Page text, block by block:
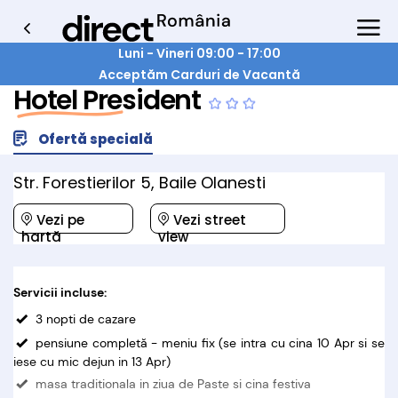
Luni - Vineri 09:00 - 17:00
Acceptăm Carduri de Vacantă
Hotel President
Ofertă specială
Str. Forestierilor 5, Baile Olanesti
Vezi pe
hartă
Vezi street
view
Servicii incluse:
3 nopti de cazare
pensiune completă - meniu fix (se intra cu cina 10 Apr si se
iese cu mic dejun in 13 Apr)
masa traditionala in ziua de Paste si cina festiva